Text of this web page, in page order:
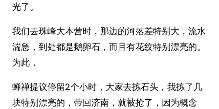
光了。
我们去珠峰大本营时，那边的河落差特别大，流水
湍急，到处都是鹅卵石，而且有花纹特别漂亮的。
为此，
蝉禅提议停留2个小时，大家去拣石头，我拣了几
块特别漂亮的，带回济南，就被抢了，因为概念